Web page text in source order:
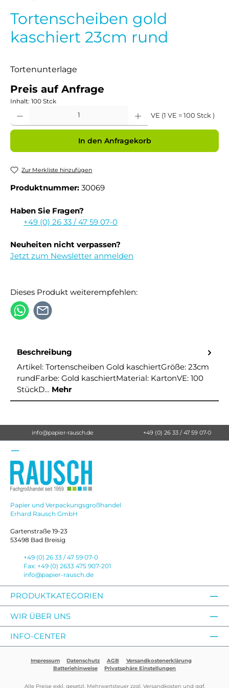
Tortenscheiben gold
kaschiert 23cm rund
Tortenunterlage
Preis auf Anfrage
Inhalt: 100 Stck
VE (1 VE = 100 Stck )
In den Anfragekorb
Zur Merkliste hinzufügen
Produktnummer: 30069
Haben Sie Fragen?
+49 (0) 26 33 / 47 59 07-0
Neuheiten nicht verpassen?
Jetzt zum Newsletter anmelden
Dieses Produkt weiterempfehlen:
Beschreibung
Artikel: Tortenscheiben Gold kaschiertGröße: 23cm
rundFarbe: Gold kaschiertMaterial: KartonVE: 100
StückD… Mehr
info@papier-rausch.de +49 (0) 26 33 / 47 59 07-0
Papier und Verpackungsgroßhandel
Erhard Rausch GmbH
Gartenstraße 19-23
53498 Bad Breisig
+49 (0) 26 33 / 47 59 07-0
Fax: +49 (0) 2633 475 907-201
info@papier-rausch.de
PRODUKTKATEGORIEN
WIR ÜBER UNS
INFO-CENTER
Impressum Datenschutz AGB
Versandkostenerklärung
Batteriehinweise
Privatsphäre Einstellungen
Alle Preise exkl. gesetzl. Mehrwertsteuer zzgl. Versandkosten und ggf.